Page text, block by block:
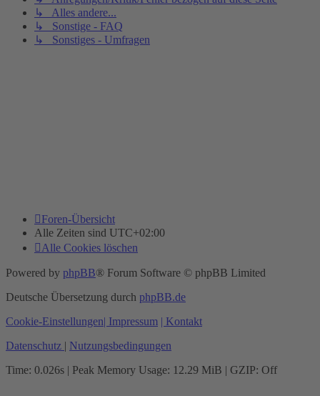
↳ Alles andere...
↳ Sonstige - FAQ
↳ Sonstiges - Umfragen
Foren-Übersicht
Alle Zeiten sind UTC+02:00
Alle Cookies löschen
Powered by phpBB® Forum Software © phpBB Limited
Deutsche Übersetzung durch phpBB.de
Cookie-Einstellungen| Impressum | Kontakt
Datenschutz | Nutzungsbedingungen
Time: 0.026s | Peak Memory Usage: 12.29 MiB | GZIP: Off